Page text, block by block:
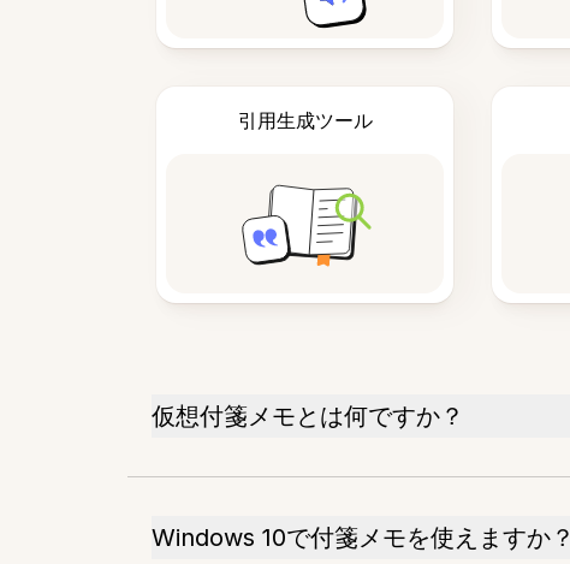
引用生成ツール
仮想付箋メモとは何ですか？
Windows 10で付箋メモを使えますか？